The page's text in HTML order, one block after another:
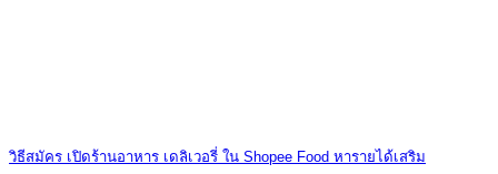
วิธีสมัคร เปิดร้านอาหาร เดลิเวอรี่ ใน Shopee Food หารายได้เสริม